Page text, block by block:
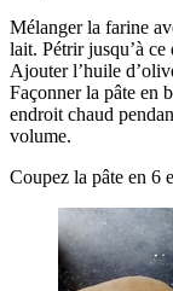
Mélanger la farine
lait. Pétrir jusqu’à ce
Ajouter l’huile
Façonner la pâte en
endroit chaud
volume.
Coupez la pâte en 6